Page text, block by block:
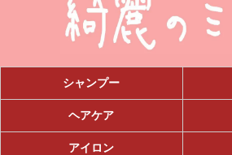
シャンプー
ヘアケア
アイロン